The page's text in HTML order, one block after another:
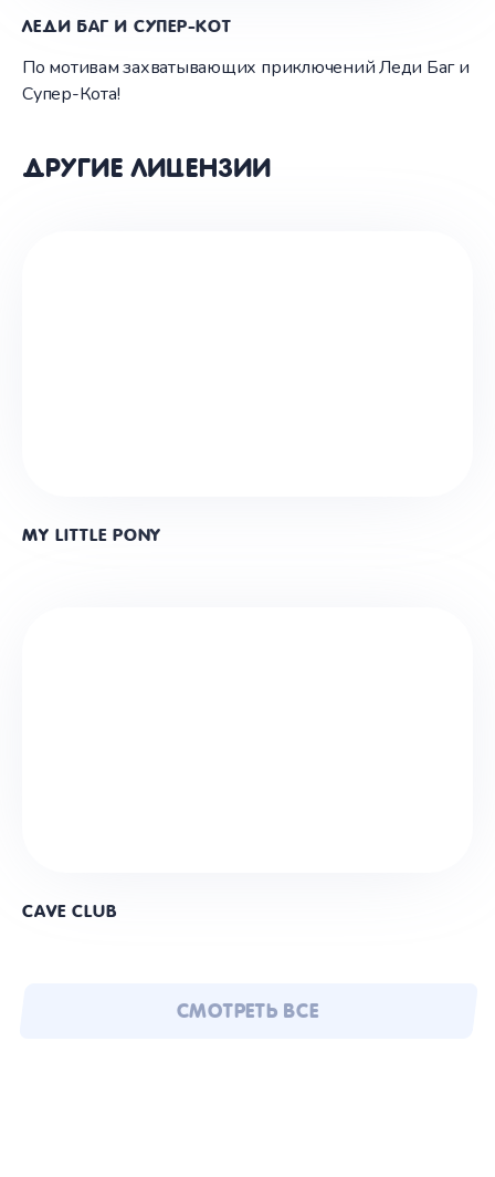
ЛЕДИ БАГ И СУПЕР-КОТ
По мотивам захватывающих приключений Леди Баг и
Супер-Кота!
ДРУГИЕ ЛИЦЕНЗИИ
MY LITTLE PONY
CAVE CLUB
СМОТРЕТЬ ВСЕ